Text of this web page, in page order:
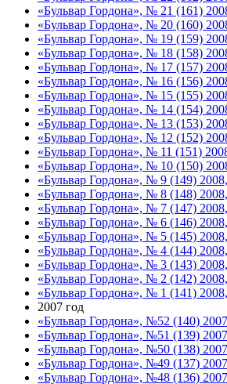
«Бульвар Гордона», № 21 (161)
«Бульвар Гордона», № 20 (160)
«Бульвар Гордона», № 19 (159)
«Бульвар Гордона», № 18 (158)
«Бульвар Гордона», № 17 (157)
«Бульвар Гордона», № 16 (156)
«Бульвар Гордона», № 15 (155)
«Бульвар Гордона», № 14 (154)
«Бульвар Гордона», № 13 (153)
«Бульвар Гордона», № 12 (152)
«Бульвар Гордона», № 11 (151)
«Бульвар Гордона», № 10 (150)
«Бульвар Гордона», № 9 (149)
«Бульвар Гордона», № 8 (148)
«Бульвар Гордона», № 7 (147)
«Бульвар Гордона», № 6 (146)
«Бульвар Гордона», № 5 (145)
«Бульвар Гордона», № 4 (144)
«Бульвар Гордона», № 3 (143)
«Бульвар Гордона», № 2 (142)
«Бульвар Гордона», № 1 (141)
2007 год
«Бульвар Гордона», №52 (140)
«Бульвар Гордона», №51 (139)
«Бульвар Гордона», №50 (138)
«Бульвар Гордона», №49 (137)
«Бульвар Гордона», №48 (136)